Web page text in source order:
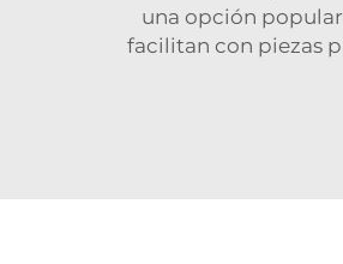
una opción
facilitan con piezas